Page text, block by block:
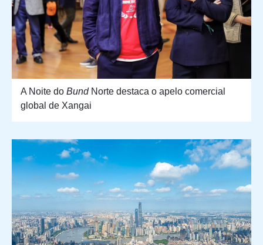
A Noite do BundNorte destaca o apelo comercial
global de Xangai